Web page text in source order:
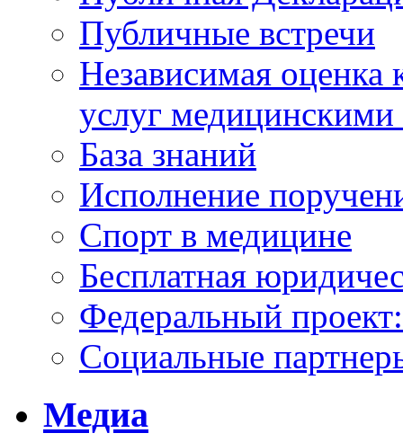
Публичные встречи
Независимая оценка
услуг
База знаний
Исполнение
Спорт в медицине
Бесплатная
Федеральный
Социальные
Медиа